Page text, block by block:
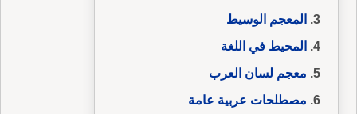
المعجم الوسيط
المحيط في اللغة
معجم لسان العرب
مصطلحات عربية عامة